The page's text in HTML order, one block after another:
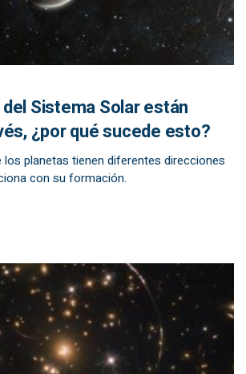
Sistema Solar están
¿por qué sucede esto?
los planetas tienen diferentes direcciones
con su formación.